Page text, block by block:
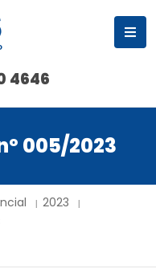
4646
005/2023
2023